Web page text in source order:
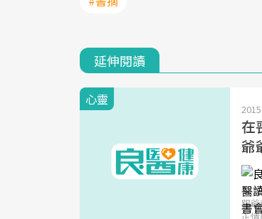
延伸閱讀
心靈
在
爺
踢